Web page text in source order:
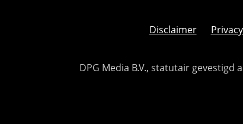
Disclaimer
DPG Media B.V., statutair gevestigd